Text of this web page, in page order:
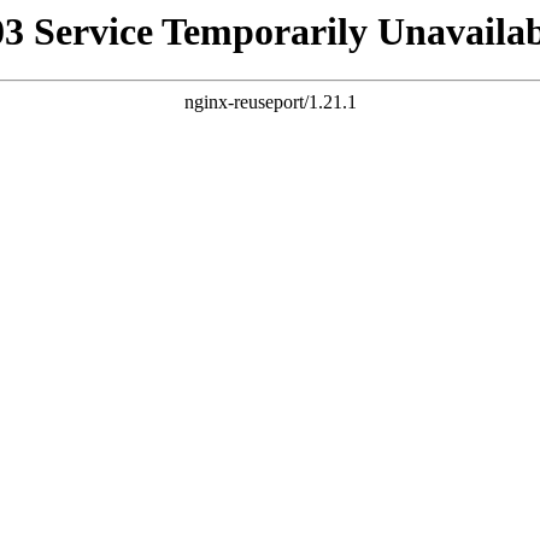
Service Temporarily
nginx-reuseport/1.21.1